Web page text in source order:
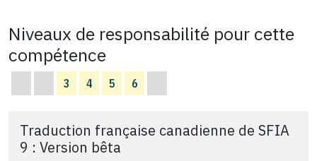
Niveaux de responsabilité pour cette
compétence
3 4 5 6
Traduction française canadienne de SFIA
9 : Version bêta